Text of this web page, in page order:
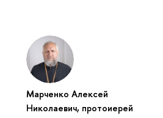
Марченко Алексей
Николаевич, протоиерей